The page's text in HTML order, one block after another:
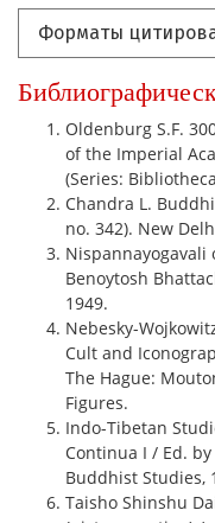
Форматы
Oldenburg S.F.
of the Imperial
(Series:
Chandra L.
no. 342). New
Nispannayogavali
Benoytosh
1949.
Nebesky-
Cult and
The Hague:
Figures.
Indo-Tibetan
Continua I / Ed.
Buddhist Studies,
Taisho Shinshu